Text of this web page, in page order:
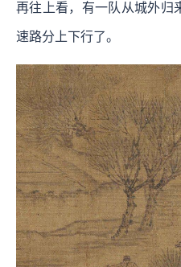
再往上看，有一队从城外归
速路分上下行了。